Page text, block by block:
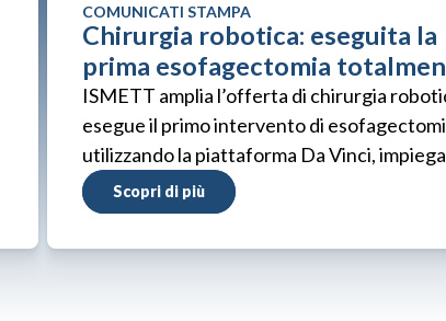
COMUNICATI STAMPA
Chirurgia robotica: eseguita la
prima esofagectomia
ISMETT amplia l’offerta di chirurgia
esegue il primo intervento di
utilizzando la piattaforma Da Vinci,
Scopri di più